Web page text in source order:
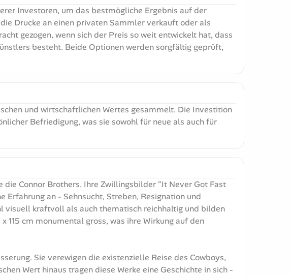
Investoren, um das bestmögliche Ergebnis auf der
Drucke an einen privaten Sammler verkauft oder als
gezogen, wenn sich der Preis so weit entwickelt hat, dass
besteht. Beide Optionen werden sorgfältig geprüft,
und wirtschaftlichen Wertes gesammelt. Die Investition
Befriedigung, was sie sowohl für neue als auch für
die Connor Brothers. Ihre Zwillingsbilder "It Never Got Fast
Erfahrung an - Sehnsucht, Streben, Resignation und
visuell kraftvoll als auch thematisch reichhaltig und bilden
115 cm monumental gross, was ihre Wirkung auf den
Sie verewigen die existenzielle Reise des Cowboys,
Wert hinaus tragen diese Werke eine Geschichte in sich -